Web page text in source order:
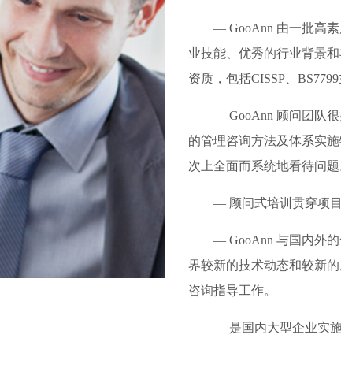
— GooAnn 由一批高
业技能、优秀的行业背景
资质，包括CISSP、
— GooAnn 顾问团队
的管理咨询方法及体系实
次上全面而系统地看待问题
— 顾问式培训贯穿项
— GooAnn 与国内外
界较新的技术动态和较新
咨询指导工作。
— 是国内大型企业实